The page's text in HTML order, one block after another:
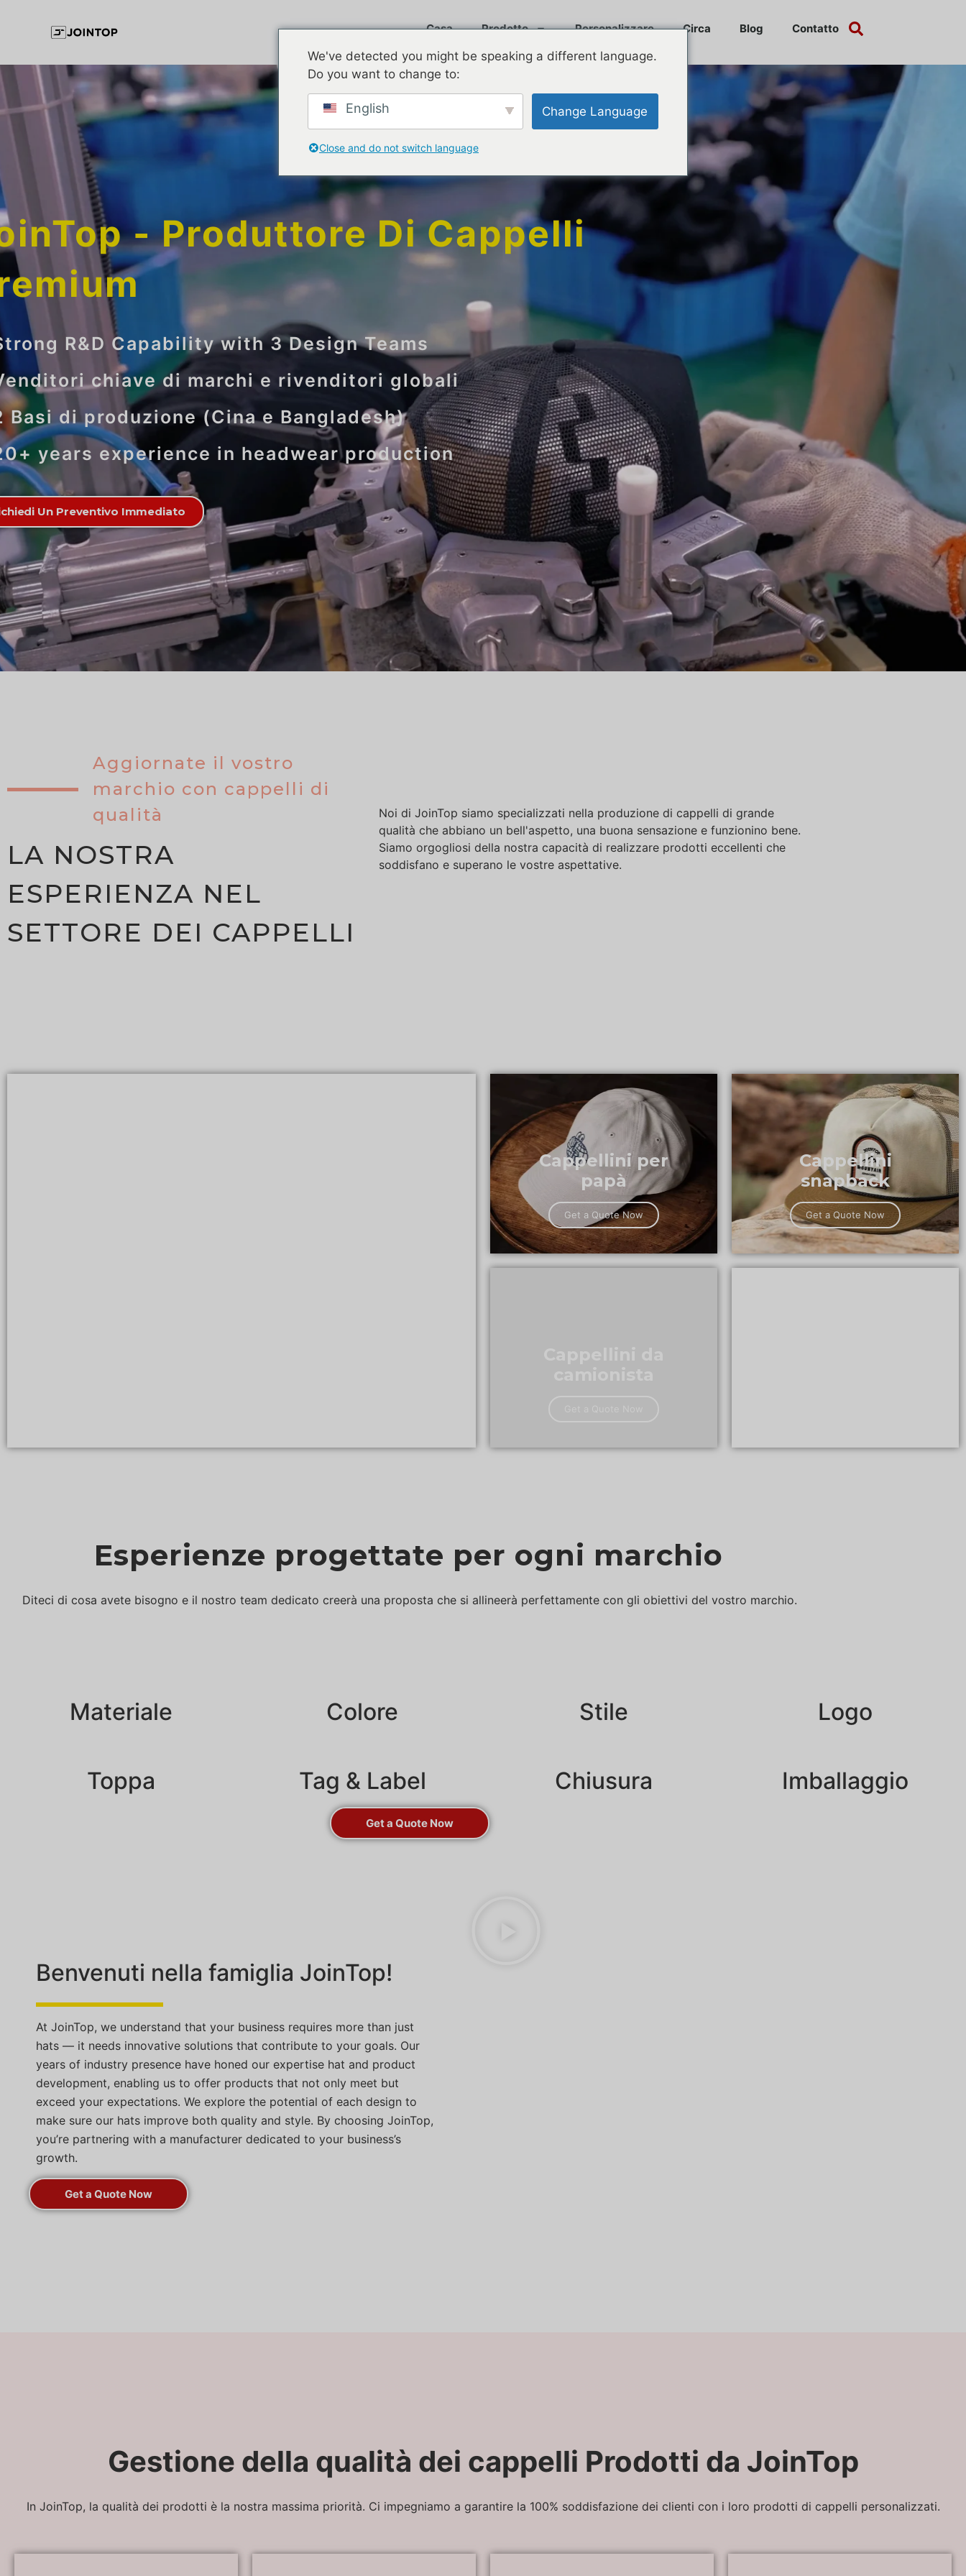
Casa Prodotto Personalizzare Circa Blog Contatto
- Produttore Di Cappelli
R&D Capability with 3 Design Teams
chiave di marchi e rivenditori globali
Basi di produzione (Cina e Bangladesh)
years experience in headwear production
Un Preventivo Immediato
Aggiornate il vostro
marchio con cappelli di
qualità
LA NOSTRA
ESPERIENZA NEL
SETTORE DEI CAPPELLI
Noi di JoinTop siamo specializzati nella produzione di cappelli di grande
qualità che abbiano un bell'aspetto, una buona sensazione e funzionino bene.
Siamo orgogliosi della nostra capacità di realizzare prodotti eccellenti che
soddisfano e superano le vostre aspettative.
Cappellini per
papà
Get a Quote Now
Cappellini
snapback
Get a Quote Now
Esperienze progettate per ogni marchio
Diteci di cosa avete bisogno e il nostro team dedicato creerà una proposta che si allineerà perfettamente con gli obiettivi del vostro marchio.
Materiale Colore Stile Logo
Toppa Tag & Label Chiusura Imballaggio
Get a Quote Now
Benvenuti nella famiglia JoinTop!
At JoinTop, we understand that your business requires more than just
hats — it needs innovative solutions that contribute to your goals. Our
years of industry presence have honed our expertise hat and product
development, enabling us to offer products that not only meet but
exceed your expectations. We explore the potential of each design to
make sure our hats improve both quality and style. By choosing JoinTop,
you’re partnering with a manufacturer dedicated to your business’s
growth.
Get a Quote Now
Gestione della qualità dei cappelli Prodotti da JoinTop
In JoinTop, la qualità dei prodotti è la nostra massima priorità. Ci impegniamo a garantire la 100% soddisfazione dei clienti con i loro prodotti di cappelli personalizzati.
We've detected you might be speaking a different language.
Do you want to change to:
English Change Language
Close and do not switch language